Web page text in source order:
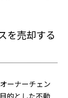
を売却する
ーナーチェン
的とした不動